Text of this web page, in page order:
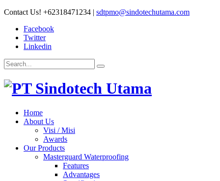
Contact Us! +62318471234 | sdtpmo@sindotechutama.com
Facebook
Twitter
Linkedin
Home
About Us
Visi / Misi
Awards
Our Products
Masterguard Waterproofing
Features
Advantages